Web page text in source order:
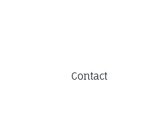
Contact